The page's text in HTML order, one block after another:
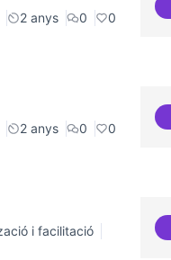
2 anys 0 0
2 anys 0 0
i facilitació